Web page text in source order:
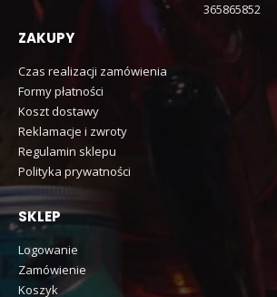
365865852
ZAKUPY
Czas realizacji zamówienia
Formy płatności
Koszt dostawy
Reklamacje i zwroty
Regulamin sklepu
Polityka prywatności
SKLEP
Logowanie
Zamówienie
Koszyk